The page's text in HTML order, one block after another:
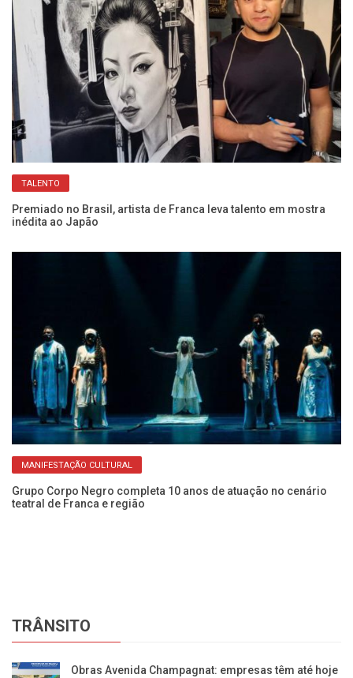
TALENTO
Premiado no Brasil, artista de Franca leva talento em mostra
inédita ao Japão
MANIFESTAÇÃO CULTURAL
Grupo Corpo Negro completa 10 anos de atuação no cenário
teatral de Franca e região
TRÂNSITO
Obras Avenida Champagnat: empresas têm até hoje